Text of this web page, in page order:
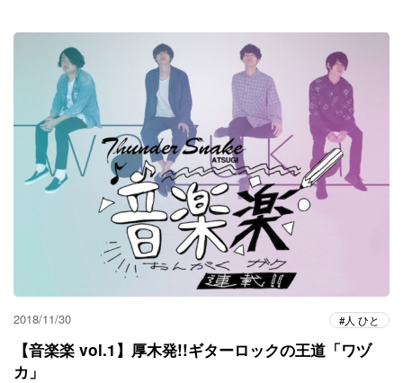
2018/11/30 人 ひと
【音楽楽 vol.1】厚木発!!ギターロックの王道「ワヅ
カ」